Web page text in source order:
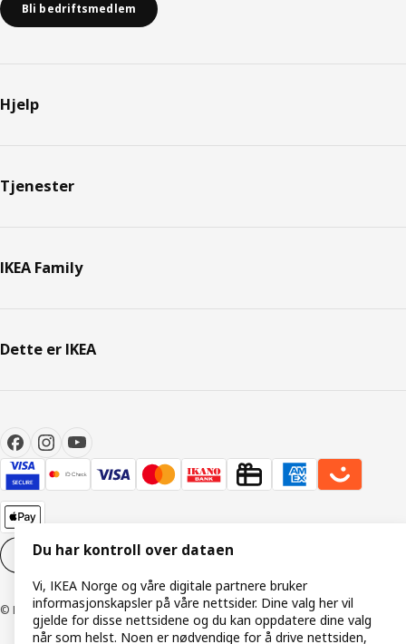
Bli bedriftsmedlem
Hjelp
Tjenester
IKEA Family
Dette er IKEA
Innstillinger for informasjonskapsler
© Inter IKEA Systems B.V. 1999–2026
Du har kontroll over dataen
Vi, IKEA Norge og våre digitale partnere bruker
informasjonskapsler på våre nettsider. Dine valg her vil
gjelde for disse nettsidene og du kan oppdatere dine valg
når som helst. Noen er nødvendige for å drive nettsiden,